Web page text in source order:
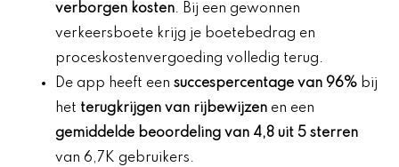
verborgen kosten. Bij een gewonnen
verkeersboete krijg je boetebedrag en
proceskostenvergoeding volledig terug.
De app heeft een succespercentage van 96% bij
het terugkrijgen van rijbewijzen en een
gemiddelde beoordeling van 4,8 uit 5 sterren
van 6,7K gebruikers.